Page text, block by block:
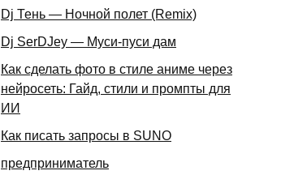
Dj Тень — Ночной полет (Remix)
Dj SerDJey — Муси-пуси дам
Как сделать фото в стиле аниме через
нейросеть: Гайд, стили и промпты для
ИИ
Как писать запросы в SUNO
предприниматель